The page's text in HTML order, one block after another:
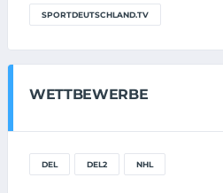
SPORTDEUTSCHLAND.TV
WETTBEWERBE
DEL DEL2 NHL